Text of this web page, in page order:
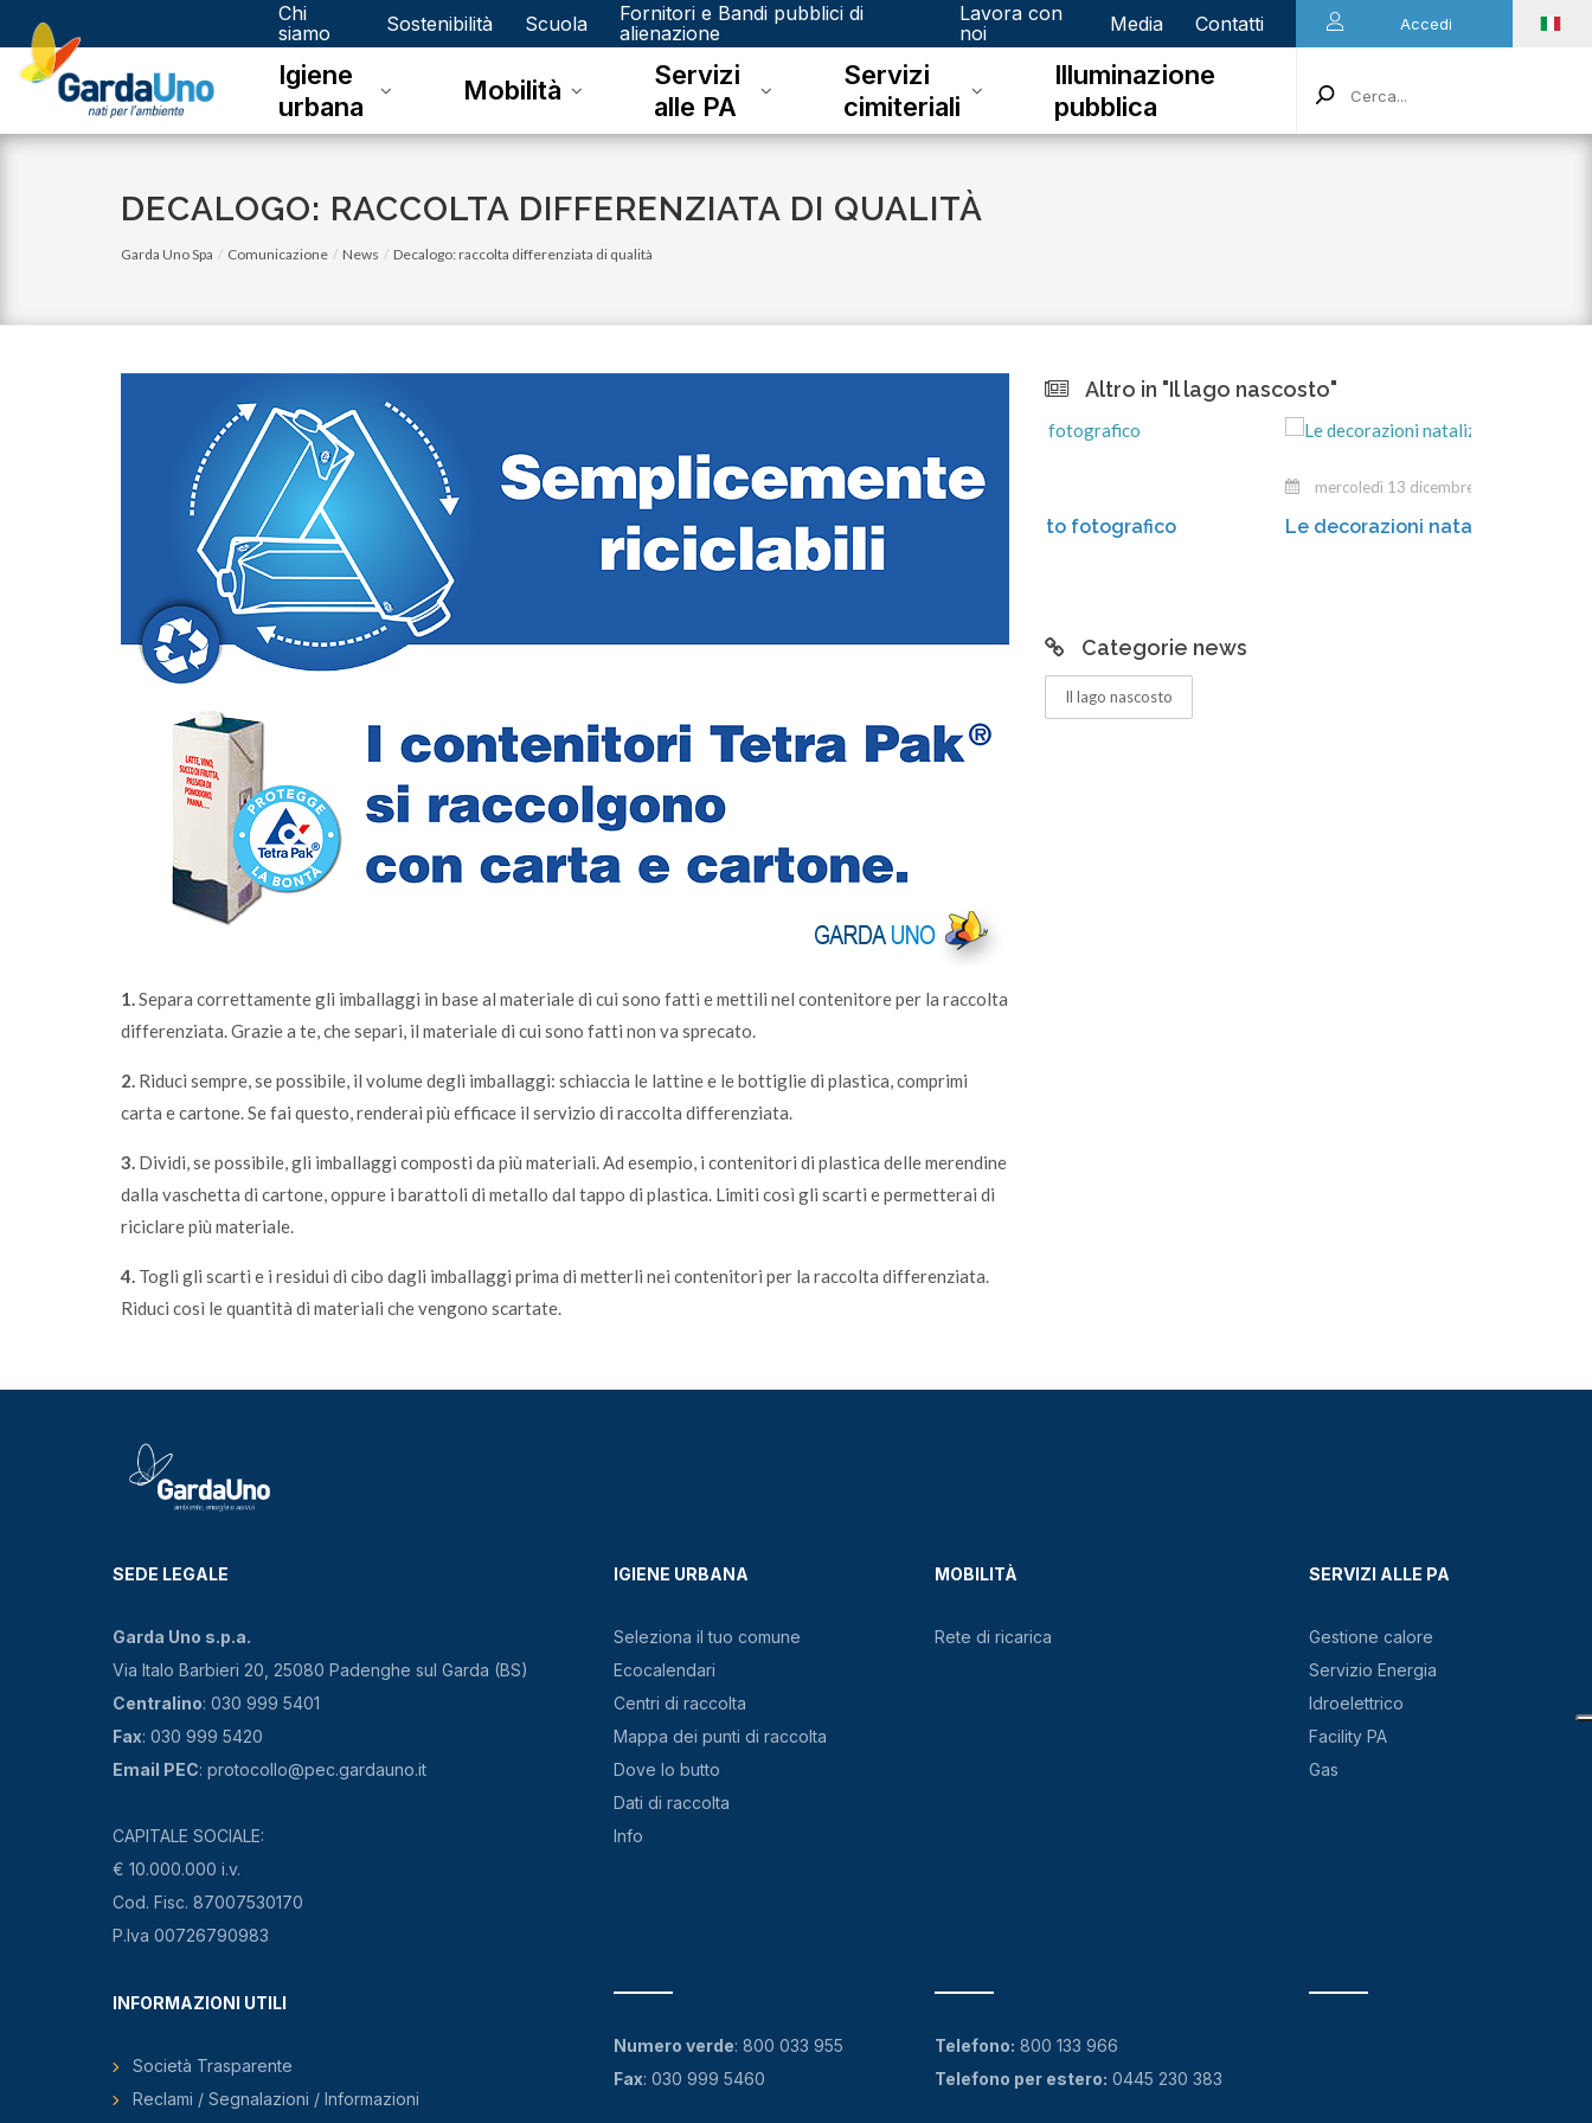
Gardauno
Spa
Chi
siamo
Sostenibilità Scuola
Fornitori e Bandi pubblici di
alienazione
Lavora con
noi
Media Contatti Accedi
Igiene
urbana
Mobilità
Servizi
alle PA
Servizi
cimiteriali
Illuminazione
pubblica
DECALOGO: RACCOLTA DIFFERENZIATA DI QUALITÀ
Garda Uno Spa Comunicazione News Decalogo: raccolta differenziata di qualità
1.Separa correttamente gli imballaggi in base al materiale di cui sono fatti e mettili nel contenitore per la raccolta
differenziata. Grazie a te, che separi, il materiale di cui sono fatti non va sprecato.
2. Riduci sempre, se possibile, il volume degli imballaggi: schiaccia le lattine e le bottiglie di plastica, comprimi
carta e cartone. Se fai questo, renderai più efficace il servizio di raccolta differenziata.
3. Dividi, se possibile, gli imballaggi composti da più materiali. Ad esempio, i contenitori di plastica delle merendine
dalla vaschetta di cartone, oppure i barattoli di metallo dal tappo di plastica. Limiti così gli scarti e permetterai di
riciclare più materiale.
4. Togli gli scarti e i residui di cibo dagli imballaggi prima di metterli nei contenitori per la raccolta differenziata.
Riduci così le quantità di materiali che vengono scartate.
Altro in "Il lago nascosto"
venerdì 03 novembre 2023
Eco Calendario 2023 Dello - Novembre
venerdì 15 dicembre 2023
Junker e il riconoscimento fotografico
mercoledì 13 dicembre 2023
Le decorazioni natalizie
Categorie news
Il lago nascosto
SEDE LEGALE
Garda Uno s.p.a.
Via Italo Barbieri 20, 25080 Padenghe sul Garda (BS)
Centralino: 030 999 5401
Fax: 030 999 5420
Email PEC: protocollo@pec.gardauno.it
CAPITALE SOCIALE:
€ 10.000.000 i.v.
Cod. Fisc. 87007530170
P.Iva 00726790983
IGIENE URBANA
Seleziona il tuo comune
Ecocalendari
Centri di raccolta
Mappa dei punti di raccolta
Dove lo butto
Dati di raccolta
Info
MOBILITÀ
Rete di ricarica
SERVIZI ALLE PA
Gestione calore
Servizio Energia
Idroelettrico
Facility PA
Gas
INFORMAZIONI UTILI
Società Trasparente
Reclami / Segnalazioni / Informazioni
Numero verde:800 033 955
Fax: 030 999 5460
Telefono: 800 133 966
Telefono per estero: 0445 230 383